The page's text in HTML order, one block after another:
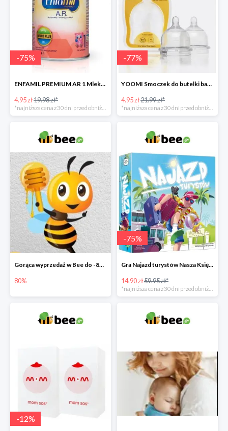
-75%
ENFAMIL PREMIUM AR 1 Mleko początkowe dla niemowląt -75%
4.95 zł19.98 zł*
*najniższa cena z 30 dni przed obniżką
-77%
YOOMI Smoczek do butelki bardzo wolny przepływ 0 m+ 2 szt. -77%
4.95 zł21.99 zł*
*najniższa cena z 30 dni przed obniżką
Gorąca wyprzedaż w Bee do -80%
80%
-75%
Gra Najazd turystów Nasza Księgarnia -75%
14.90 zł59.95 zł*
-12%